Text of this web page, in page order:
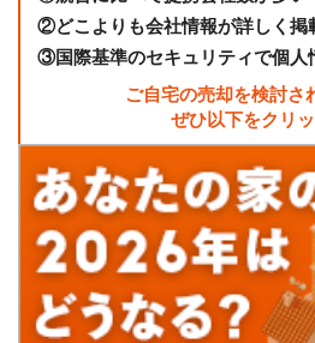
②どこよりも会社情報が詳しく掲
③国際基準のセキュリティで個人
ご自宅の売却を検討さ
ぜひ以下をクリ